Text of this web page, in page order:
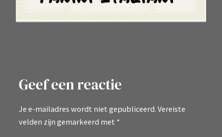
Geef een reactie
Je e-mailadres wordt niet gepubliceerd. Vereiste
velden zijn gemarkeerd met *